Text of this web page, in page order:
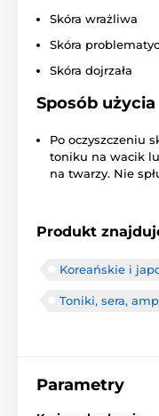
Skóra wrażliwa
Skóra
Skóra dojrzała
Sposób użycia
Po oczyszczeniu
toniku na wacik
na twarzy. Nie
Produkt
Koreańskie i
Toniki, sera,
Parametry